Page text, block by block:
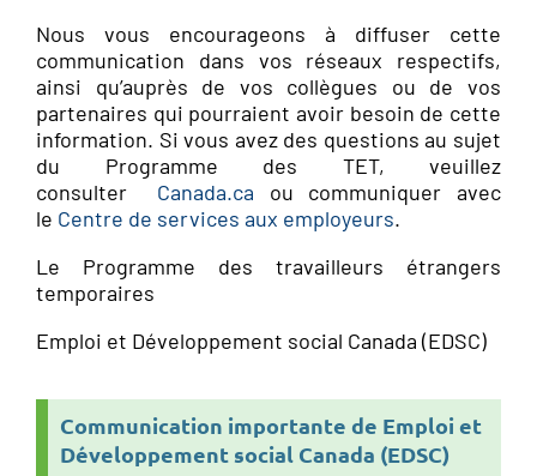
Nous vous encourageons à diffuser cette
communication dans vos réseaux respectifs,
ainsi qu’auprès de vos collègues ou de vos
partenaires qui pourraient avoir besoin de cette
information. Si vous avez des questions au sujet
du Programme des TET, veuillez
consulter Canada.ca ou communiquer avec
le Centre de services aux employeurs.
Le Programme des travailleurs étrangers
temporaires
Emploi et Développement social Canada (EDSC)
Communication importante de Emploi et
Développement social Canada (EDSC)